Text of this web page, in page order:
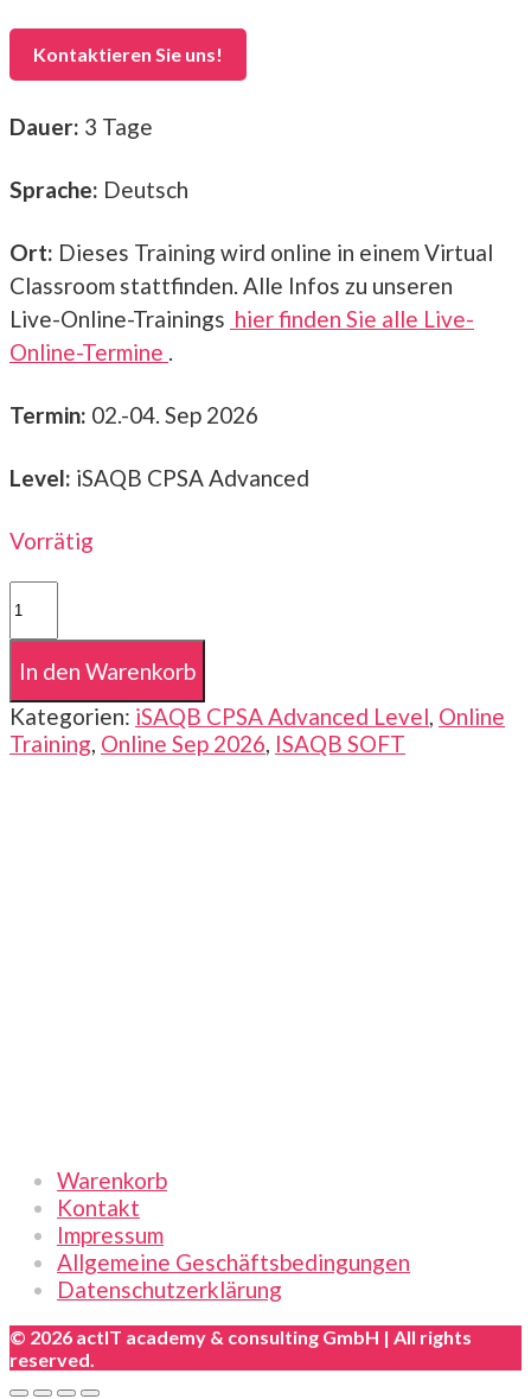
Kontaktieren Sie uns!
Dauer: 3 Tage
Sprache: Deutsch
Ort: Dieses Training wird online in einem Virtual
Classroom stattfinden. Alle Infos zu unseren
Live-Online-Trainings hier finden Sie alle Live-
Online-Termine .
Termin: 02.-04. Sep 2026
Level: iSAQB CPSA Advanced
Vorrätig
CPSA-
A
Advanced
Level
|
In den Warenkorb
Kategorien: iSAQB CPSA Advanced Level, Online
Training, Online Sep 2026, ISAQB SOFT
Warenkorb
Kontakt
Impressum
Allgemeine Geschäftsbedingungen
Datenschutzerklärung
© 2026 actIT academy & consulting GmbH | All rights
reserved.